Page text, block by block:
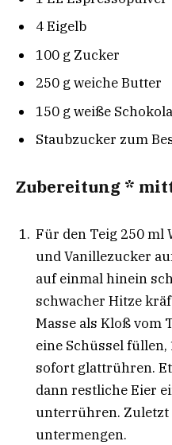
4 Eigelb
100 g Zucker
250 g weiche Butter
150 g weiße
Staubzucker zum
Zubereitung *
Für den Teig 250 ml
und Vanillezucker
auf einmal hinein
schwacher Hitze
Masse als Kloß vom
eine Schüssel
sofort glattrühren.
dann restliche Eier
unterrühren. Zuletzt
untermengen.